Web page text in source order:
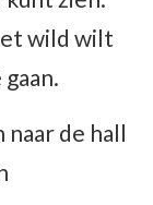
wild wilt
de hall